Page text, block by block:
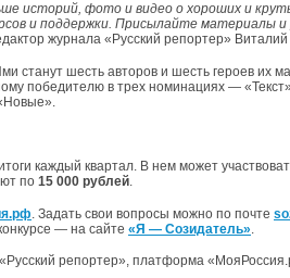
историй, фото и видео о хороших и
и поддержки. Присылайте материалы и
журнала «Русский репортер»
станут шесть авторов и шесть героев их
победителю в трех номинациях —
каждый квартал. В нем может
по 15 000 рублей.
. Задать свои вопросы можно по почте
— на сайте «Я — Созидатель»
репортер», платформа